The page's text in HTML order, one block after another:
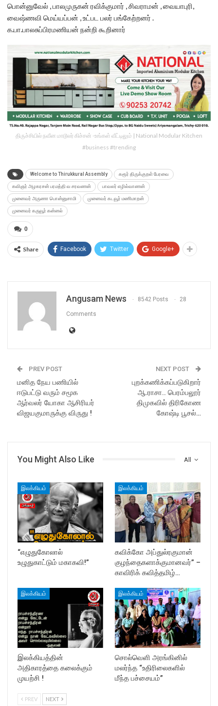
பொன்னுவேல் , பாலமுருகன் ரவிக்குமார் , சிவராமன் , வையாபுரி,
வைஷ்ணவி மெய்யப்பன் , உட்பட பலர் பங்கேற்றனர் .
க.பா.பாலசுப்பிரமணியன் நன்றி கூறினார்
திருச்சியில் நவீன மாடூலர் கிச்சன் -உங்கள் வீட்டிலும் | National Modular Kitchen
#business #trending
Welcome to Thirukkural Assembly கரூர் திருக்குறள் பேரவை
கவிஞர் அழகரசன் பரமத்தி வ சரவணன் பாவலர் எழில்வாணன்
முனைவர் அருணா பொன்னுசாமி முனைவர் கடவூர் மணிமாறன்
முனைவர் கருவூர் கன்னல்
0
Share Facebook Twitter Google+
Angusam News 8542 Posts 28
Comments
PREV POST
மனித நேய பணியில்
ஈடுபட்டு வரும் சமூக
ஆர்வலர் யோகா ஆசிரியர்
விஜயகுமாருக்கு விருது !
NEXT POST
புறக்கணிக்கப்படுகிறார்
ஆ.ராசா.. பெரம்பலூர்
திமுகவில் திரிகோண
கோஷ்டி பூசல்…
All
You Might Also Like
இலக்கியம்
“எழுதுகோலால்
உழுதுகாட்டும் மகாகவி!”
இலக்கியம்
கவிக்கோ அப்துல்ரகுமான்
குழந்தைகளாக்குமானவர்” –
காவிரிக் கவித்தமிழ்…
இலக்கியம்
இலக்கியத்தின்
அதிகாரத்தை கலைக்கும்
முயற்சி !
இலக்கியம்
சொல்வெளி அரங்கினில்
மலர்ந்த “உதிரிலைகளில்
மீந்த பச்சையம்”
PREV NEXT